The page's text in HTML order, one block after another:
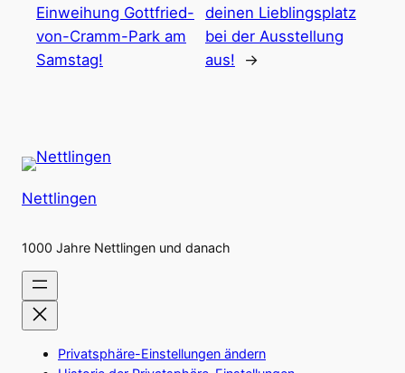
Einweihung Gottfried-
von-Cramm-Park am
Samstag!
deinen Lieblingsplatz
bei der Ausstellung
aus!
→
Nettlingen
1000 Jahre Nettlingen und danach
Privatsphäre-Einstellungen ändern